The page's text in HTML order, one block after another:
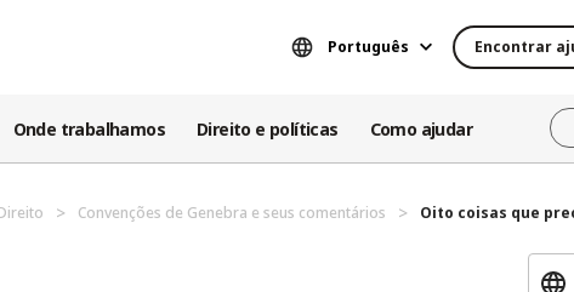
Português Encontrar
Onde trabalhamos Direito e políticas Como ajudar
Convenções de Genebra e seus comentários Oito coisas que